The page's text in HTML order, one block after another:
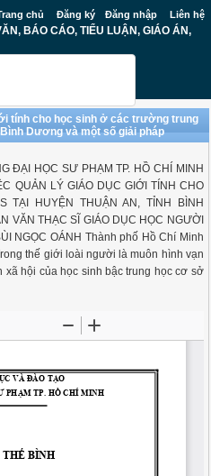
chủ Đăng ký Đăng nhập Liên hệ
BÁO CÁO, TIỂU LUẬN, GIÁO ÁN,
tính cho học sinh ở các trường trung
Dương và một số giải pháp
ĐẠI HỌC SƯ PHẠM TP. HỒ CHÍ MINH
QUẢN LÝ GIÁO DỤC GIỚI TÍNH CHO
TẠI HUYỆN THUẬN AN, TỈNH BÌNH
VĂN THẠC SĨ GIÁO DỤC HỌC NGƯỜI
NGỌC OÁNH Thành phố Hồ Chí Minh
thế giới loài người là muôn hình vạn
xã hội của học sinh bậc trung học cơ sở